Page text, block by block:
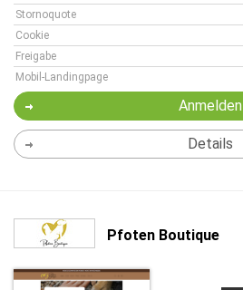
Stornoquote
Cookie
Freigabe
Mobil-Landingpage
Anmelden
Details
Pfoten Boutique